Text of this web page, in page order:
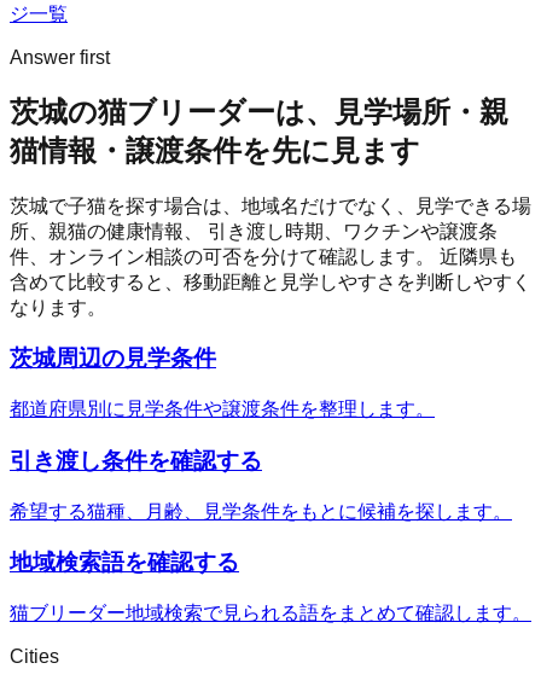
ジ一覧
Answer first
茨城の猫ブリーダーは、見学場所・親
猫情報・譲渡条件を先に見ます
茨城で子猫を探す場合は、地域名だけでなく、見学できる場
所、親猫の健康情報、 引き渡し時期、ワクチンや譲渡条
件、オンライン相談の可否を分けて確認します。 近隣県も
含めて比較すると、移動距離と見学しやすさを判断しやすく
なります。
茨城周辺の見学条件
都道府県別に見学条件や譲渡条件を整理します。
引き渡し条件を確認する
希望する猫種、月齢、見学条件をもとに候補を探します。
地域検索語を確認する
猫ブリーダー地域検索で見られる語をまとめて確認します。
Cities